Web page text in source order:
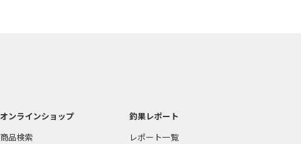
オンラインショップ
商品検索
釣果レポート
レポート一覧